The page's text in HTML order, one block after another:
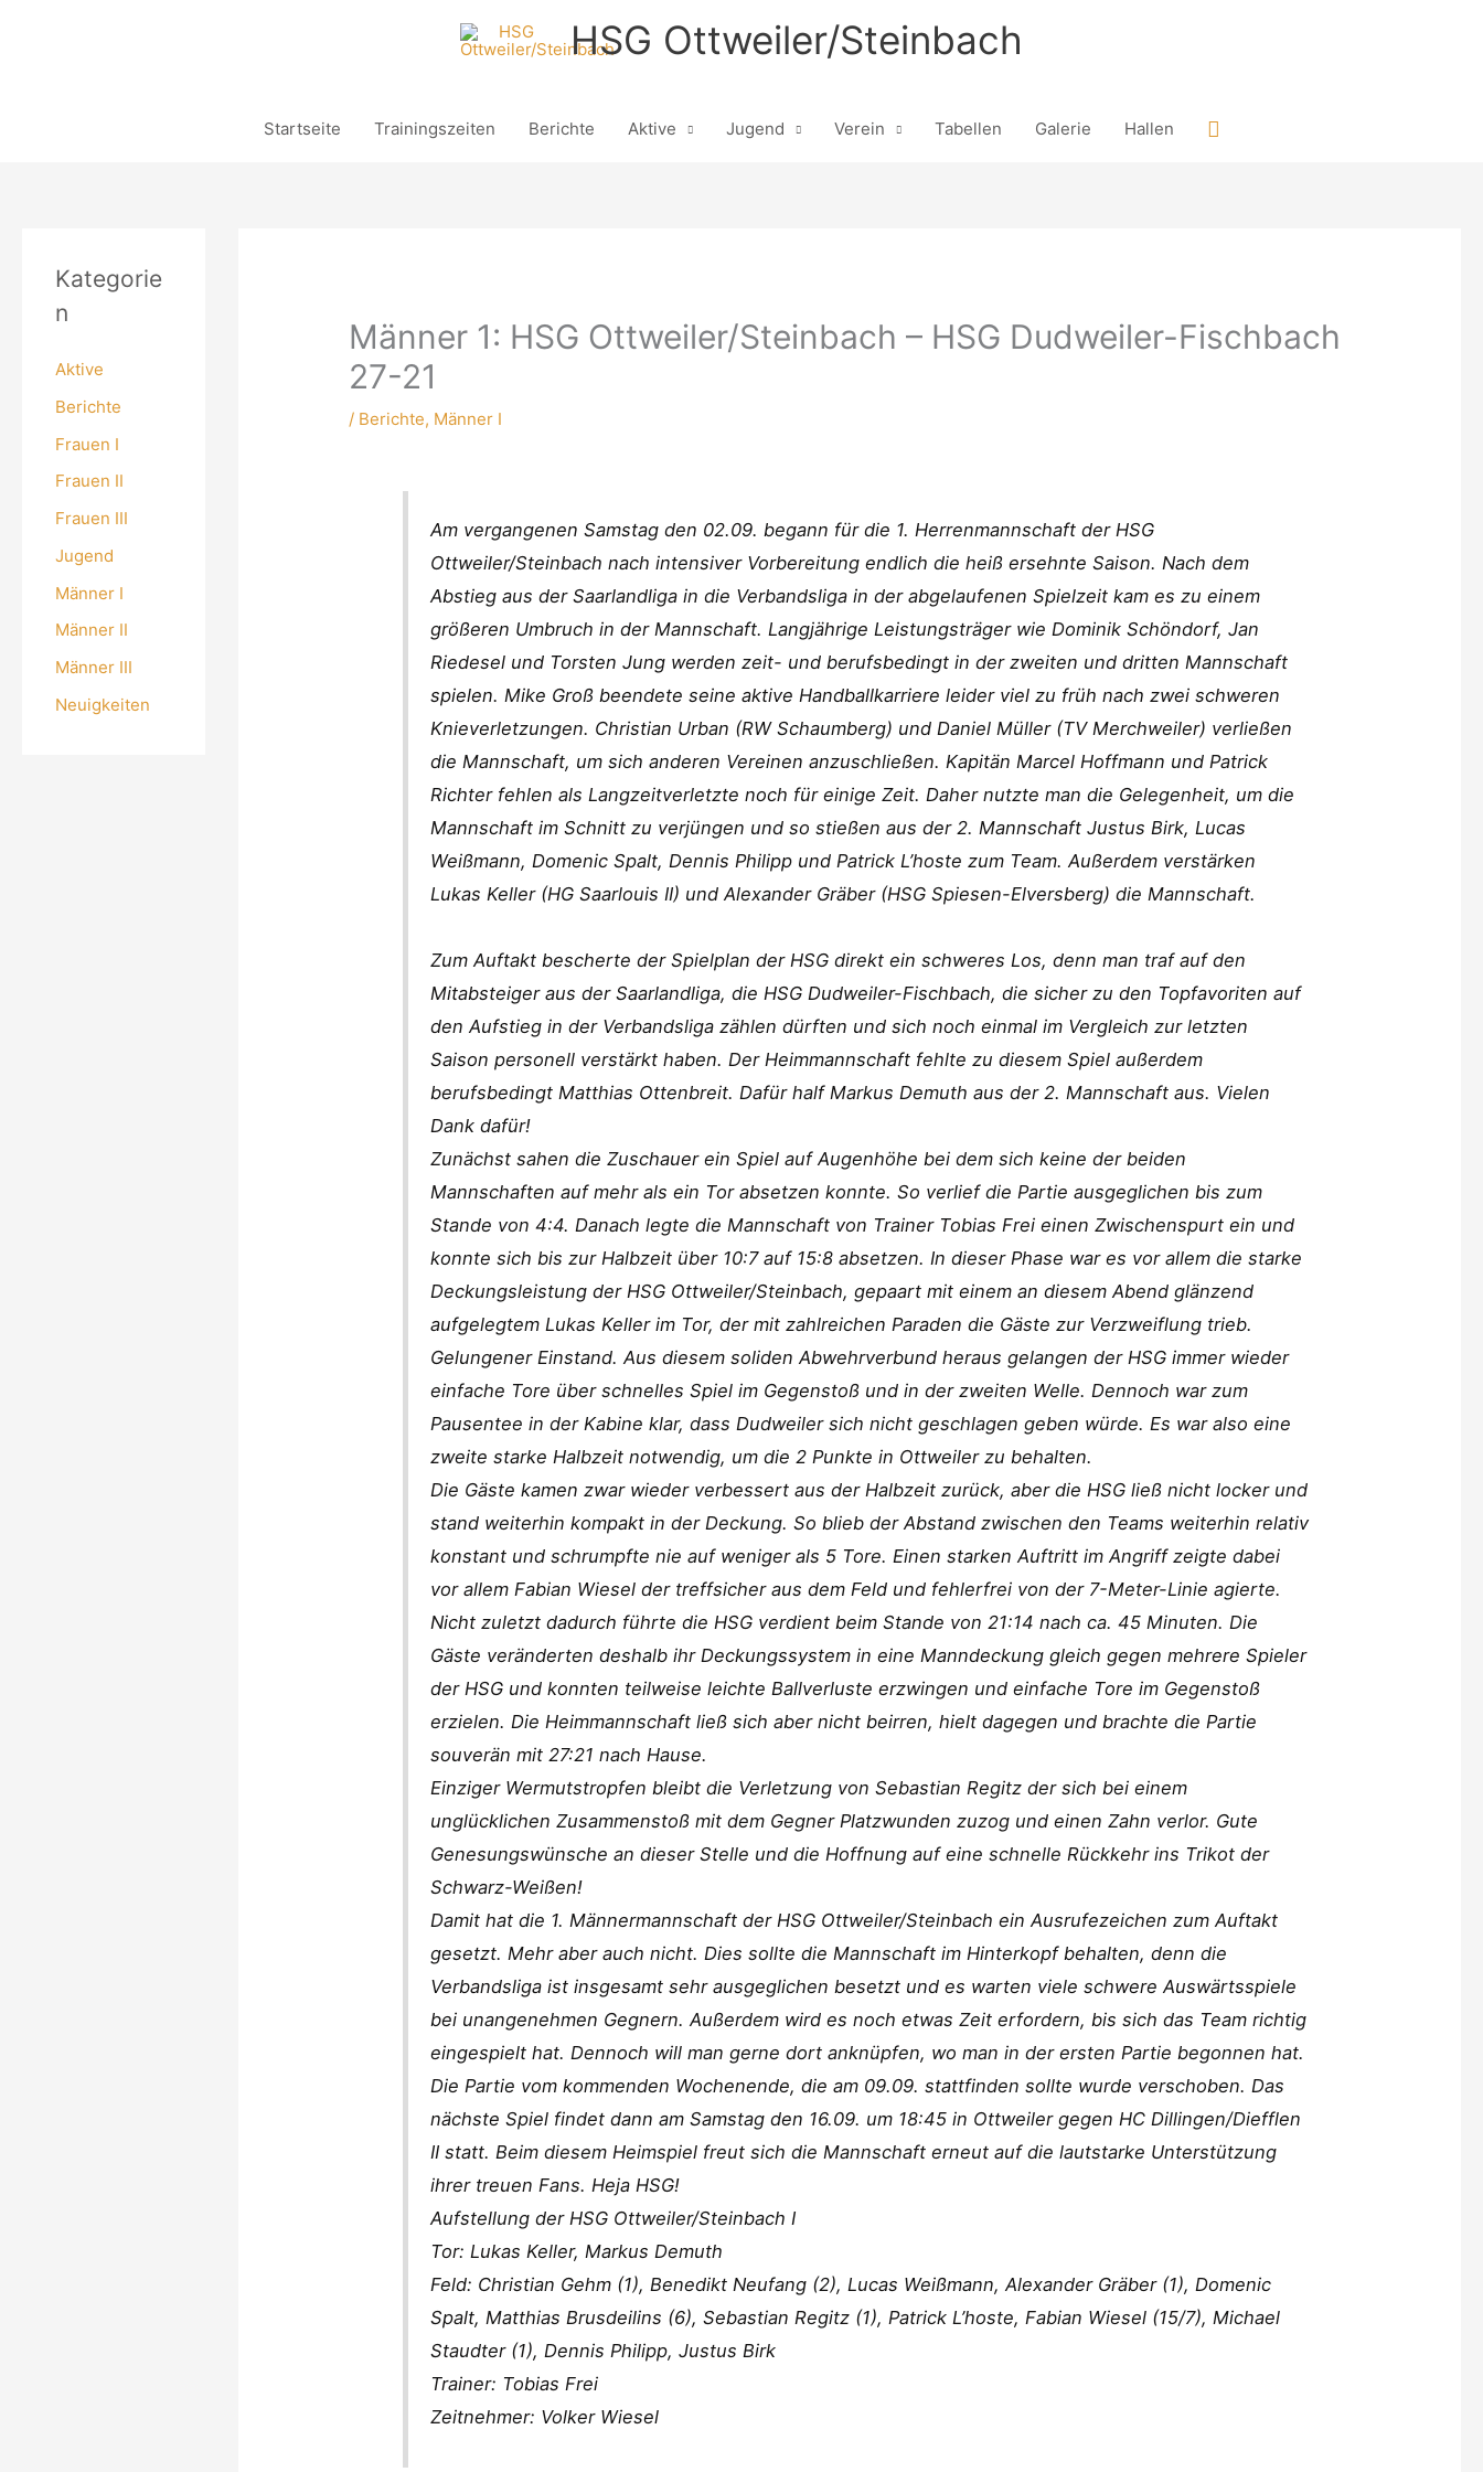
HSG Ottweiler/Steinbach
Startseite Trainingszeiten Berichte Aktive Jugend Verein Tabellen Galerie Hallen Suchen
Kategorie
n
Aktive
Berichte
Frauen I
Frauen II
Frauen III
Jugend
Männer I
Männer II
Männer III
Neuigkeiten
Männer 1: HSG Ottweiler/Steinbach – HSG Dudweiler-Fischbach
27-21
/ Berichte, Männer I
Am vergangenen Samstag den 02.09. begann für die 1. Herrenmannschaft der HSG
Ottweiler/Steinbach nach intensiver Vorbereitung endlich die heiß ersehnte Saison. Nach dem
Abstieg aus der Saarlandliga in die Verbandsliga in der abgelaufenen Spielzeit kam es zu einem
größeren Umbruch in der Mannschaft. Langjährige Leistungsträger wie Dominik Schöndorf, Jan
Riedesel und Torsten Jung werden zeit- und berufsbedingt in der zweiten und dritten Mannschaft
spielen. Mike Groß beendete seine aktive Handballkarriere leider viel zu früh nach zwei schweren
Knieverletzungen. Christian Urban (RW Schaumberg) und Daniel Müller (TV Merchweiler) verließen
die Mannschaft, um sich anderen Vereinen anzuschließen. Kapitän Marcel Hoffmann und Patrick
Richter fehlen als Langzeitverletzte noch für einige Zeit. Daher nutzte man die Gelegenheit, um die
Mannschaft im Schnitt zu verjüngen und so stießen aus der 2. Mannschaft Justus Birk, Lucas
Weißmann, Domenic Spalt, Dennis Philipp und Patrick L’hoste zum Team. Außerdem verstärken
Lukas Keller (HG Saarlouis II) und Alexander Gräber (HSG Spiesen-Elversberg) die Mannschaft.
Zum Auftakt bescherte der Spielplan der HSG direkt ein schweres Los, denn man traf auf den
Mitabsteiger aus der Saarlandliga, die HSG Dudweiler-Fischbach, die sicher zu den Topfavoriten auf
den Aufstieg in der Verbandsliga zählen dürften und sich noch einmal im Vergleich zur letzten
Saison personell verstärkt haben. Der Heimmannschaft fehlte zu diesem Spiel außerdem
berufsbedingt Matthias Ottenbreit. Dafür half Markus Demuth aus der 2. Mannschaft aus. Vielen
Dank dafür!
Zunächst sahen die Zuschauer ein Spiel auf Augenhöhe bei dem sich keine der beiden
Mannschaften auf mehr als ein Tor absetzen konnte. So verlief die Partie ausgeglichen bis zum
Stande von 4:4. Danach legte die Mannschaft von Trainer Tobias Frei einen Zwischenspurt ein und
konnte sich bis zur Halbzeit über 10:7 auf 15:8 absetzen. In dieser Phase war es vor allem die starke
Deckungsleistung der HSG Ottweiler/Steinbach, gepaart mit einem an diesem Abend glänzend
aufgelegtem Lukas Keller im Tor, der mit zahlreichen Paraden die Gäste zur Verzweiflung trieb.
Gelungener Einstand. Aus diesem soliden Abwehrverbund heraus gelangen der HSG immer wieder
einfache Tore über schnelles Spiel im Gegenstoß und in der zweiten Welle. Dennoch war zum
Pausentee in der Kabine klar, dass Dudweiler sich nicht geschlagen geben würde. Es war also eine
zweite starke Halbzeit notwendig, um die 2 Punkte in Ottweiler zu behalten.
Die Gäste kamen zwar wieder verbessert aus der Halbzeit zurück, aber die HSG ließ nicht locker und
stand weiterhin kompakt in der Deckung. So blieb der Abstand zwischen den Teams weiterhin relativ
konstant und schrumpfte nie auf weniger als 5 Tore. Einen starken Auftritt im Angriff zeigte dabei
vor allem Fabian Wiesel der treffsicher aus dem Feld und fehlerfrei von der 7-Meter-Linie agierte.
Nicht zuletzt dadurch führte die HSG verdient beim Stande von 21:14 nach ca. 45 Minuten. Die
Gäste veränderten deshalb ihr Deckungssystem in eine Manndeckung gleich gegen mehrere Spieler
der HSG und konnten teilweise leichte Ballverluste erzwingen und einfache Tore im Gegenstoß
erzielen. Die Heimmannschaft ließ sich aber nicht beirren, hielt dagegen und brachte die Partie
souverän mit 27:21 nach Hause.
Einziger Wermutstropfen bleibt die Verletzung von Sebastian Regitz der sich bei einem
unglücklichen Zusammenstoß mit dem Gegner Platzwunden zuzog und einen Zahn verlor. Gute
Genesungswünsche an dieser Stelle und die Hoffnung auf eine schnelle Rückkehr ins Trikot der
Schwarz-Weißen!
Damit hat die 1. Männermannschaft der HSG Ottweiler/Steinbach ein Ausrufezeichen zum Auftakt
gesetzt. Mehr aber auch nicht. Dies sollte die Mannschaft im Hinterkopf behalten, denn die
Verbandsliga ist insgesamt sehr ausgeglichen besetzt und es warten viele schwere Auswärtsspiele
bei unangenehmen Gegnern. Außerdem wird es noch etwas Zeit erfordern, bis sich das Team richtig
eingespielt hat. Dennoch will man gerne dort anknüpfen, wo man in der ersten Partie begonnen hat.
Die Partie vom kommenden Wochenende, die am 09.09. stattfinden sollte wurde verschoben. Das
nächste Spiel findet dann am Samstag den 16.09. um 18:45 in Ottweiler gegen HC Dillingen/Diefflen
II statt. Beim diesem Heimspiel freut sich die Mannschaft erneut auf die lautstarke Unterstützung
ihrer treuen Fans. Heja HSG!
Aufstellung der HSG Ottweiler/Steinbach I
Tor: Lukas Keller, Markus Demuth
Feld: Christian Gehm (1), Benedikt Neufang (2), Lucas Weißmann, Alexander Gräber (1), Domenic
Spalt, Matthias Brusdeilins (6), Sebastian Regitz (1), Patrick L’hoste, Fabian Wiesel (15/7), Michael
Staudter (1), Dennis Philipp, Justus Birk
Trainer: Tobias Frei
Zeitnehmer: Volker Wiesel